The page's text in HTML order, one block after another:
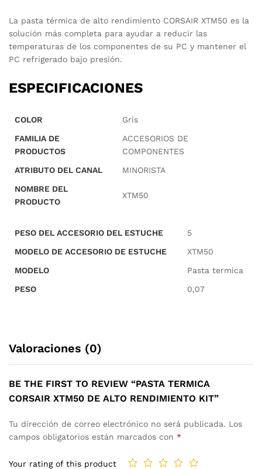
La pasta térmica de alto rendimiento CORSAIR XTM50 es la
solución más completa para ayudar a reducir las
temperaturas de los componentes de su PC y mantener el
PC refrigerado bajo presión.
ESPECIFICACIONES
COLOR
Gris
FAMILIA DE
PRODUCTOS
ACCESORIOS DE
COMPONENTES
ATRIBUTO DEL CANAL
MINORISTA
NOMBRE DEL
PRODUCTO
XTM50
PESO DEL ACCESORIO DEL ESTUCHE
5
MODELO DE ACCESORIO DE ESTUCHE
XTM50
MODELO
Pasta termica
PESO
0,07
Valoraciones (0)
BE THE FIRST TO REVIEW “PASTA TERMICA
CORSAIR XTM50 DE ALTO RENDIMIENTO KIT”
Tu dirección de correo electrónico no será publicada. Los
campos obligatorios están marcados con *
Your rating of this product